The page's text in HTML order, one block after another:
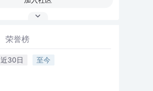
荣誉榜
近30日 至今